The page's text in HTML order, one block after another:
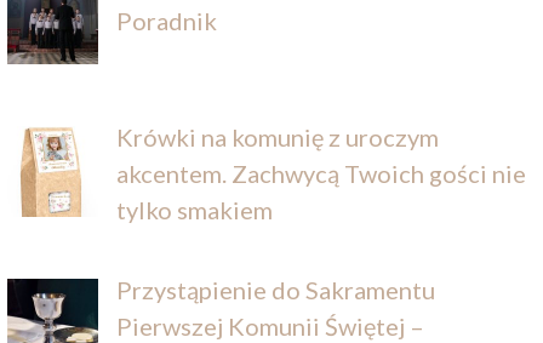
Poradnik
Krówki na komunię z uroczym
akcentem. Zachwycą Twoich gości nie
tylko smakiem
Przystąpienie do Sakramentu
Pierwszej Komunii Świętej –